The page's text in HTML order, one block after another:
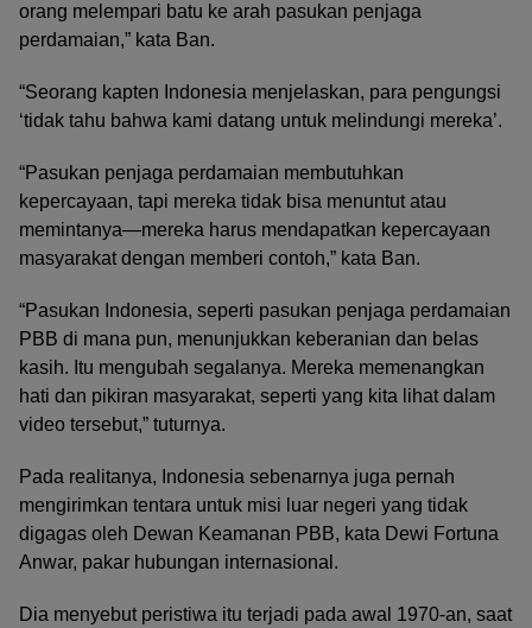
orang melempari batu ke arah pasukan penjaga
perdamaian,” kata Ban.
“Seorang kapten Indonesia menjelaskan, para pengungsi
‘tidak tahu bahwa kami datang untuk melindungi mereka’.
“Pasukan penjaga perdamaian membutuhkan
kepercayaan, tapi mereka tidak bisa menuntut atau
memintanya—mereka harus mendapatkan kepercayaan
masyarakat dengan memberi contoh,” kata Ban.
“Pasukan Indonesia, seperti pasukan penjaga perdamaian
PBB di mana pun, menunjukkan keberanian dan belas
kasih. Itu mengubah segalanya. Mereka memenangkan
hati dan pikiran masyarakat, seperti yang kita lihat dalam
video tersebut,” tuturnya.
Pada realitanya, Indonesia sebenarnya juga pernah
mengirimkan tentara untuk misi luar negeri yang tidak
digagas oleh Dewan Keamanan PBB, kata Dewi Fortuna
Anwar, pakar hubungan internasional.
Dia menyebut peristiwa itu terjadi pada awal 1970-an, saat